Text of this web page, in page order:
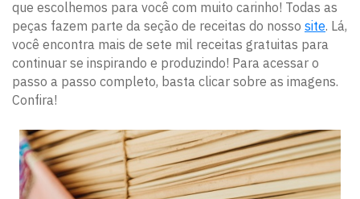
que escolhemos para você com muito carinho! Todas as
peças fazem parte da seção de receitas do nosso site. Lá,
você encontra mais de sete mil receitas gratuitas para
continuar se inspirando e produzindo! Para acessar o
passo a passo completo, basta clicar sobre as imagens.
Confira!